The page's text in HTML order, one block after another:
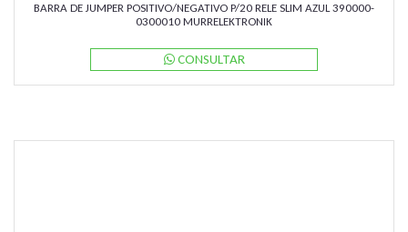
BARRA DE JUMPER POSITIVO/NEGATIVO P/20 RELE SLIM AZUL 390000-
0300010 MURRELEKTRONIK
CONSULTAR